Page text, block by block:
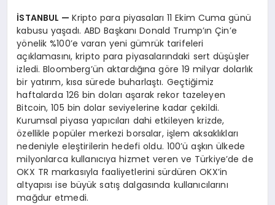
İSTANBUL —Kripto para piyasaları 11 Ekim Cuma günü
kabusu yaşadı. ABD Başkanı Donald Trump’ın Çin’e
yönelik %100’e varan yeni gümrük tarifeleri
açıklamasını, kripto para piyasalarındaki sert düşüşler
izledi. Bloomberg’ün aktardığına göre 19 milyar dolarlık
bir yatırım, kısa sürede buharlaştı. Geçtiğimiz
haftalarda 126 bin doları aşarak rekor tazeleyen
Bitcoin, 105 bin dolar seviyelerine kadar çekildi.
Kurumsal piyasa yapıcıları dahi etkileyen krizde,
özellikle popüler merkezi borsalar, işlem aksaklıkları
nedeniyle eleştirilerin hedefi oldu. 100’ü aşkın ülkede
milyonlarca kullanıcıya hizmet veren ve Türkiye’de de
OKX TR markasıyla faaliyetlerini sürdüren OKX’in
altyapısı ise büyük satış dalgasında kullanıcılarını
mağdur etmedi.